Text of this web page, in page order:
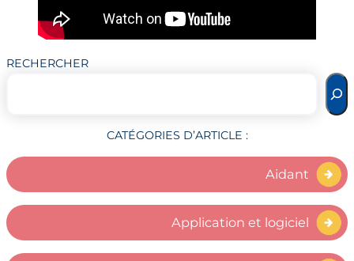
RECHERCHER
CATÉGORIES D’ARTICLE :
Aidant
Application et logiciel